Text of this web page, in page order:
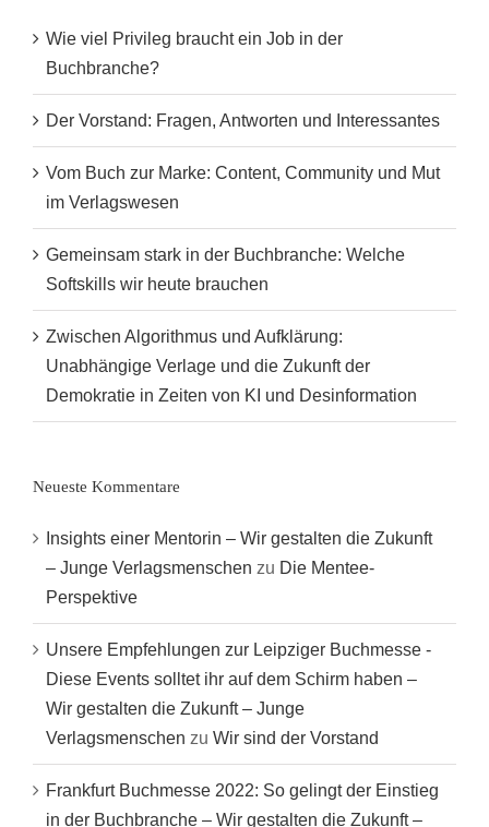
Wie viel Privileg braucht ein Job in der
Buchbranche?
Der Vorstand: Fragen, Antworten und Interessantes
Vom Buch zur Marke: Content, Community und Mut
im Verlagswesen
Gemeinsam stark in der Buchbranche: Welche
Softskills wir heute brauchen
Zwischen Algorithmus und Aufklärung:
Unabhängige Verlage und die Zukunft der
Demokratie in Zeiten von KI und Desinformation
Neueste Kommentare
Insights einer Mentorin – Wir gestalten die Zukunft
– Junge Verlagsmenschen zu Die Mentee-
Perspektive
Unsere Empfehlungen zur Leipziger Buchmesse -
Diese Events solltet ihr auf dem Schirm haben –
Wir gestalten die Zukunft – Junge
Verlagsmenschen zu Wir sind der Vorstand
Frankfurt Buchmesse 2022: So gelingt der Einstieg
in der Buchbranche – Wir gestalten die Zukunft –